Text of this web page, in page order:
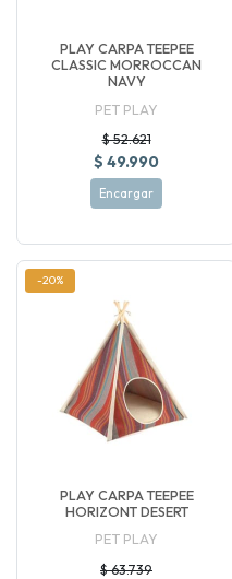
PLAY CARPA TEEPEE
CLASSIC MORROCCAN
NAVY
PET PLAY
$ 52.621
$ 49.990
Encargar
-20%
PLAY CARPA TEEPEE
HORIZONT DESERT
PET PLAY
$ 63.739